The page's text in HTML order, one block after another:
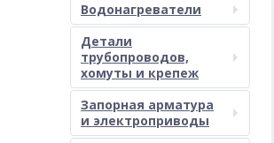
Водонагреватели
Детали
трубопроводов,
хомуты и крепеж
Запорная арматура
и электроприводы